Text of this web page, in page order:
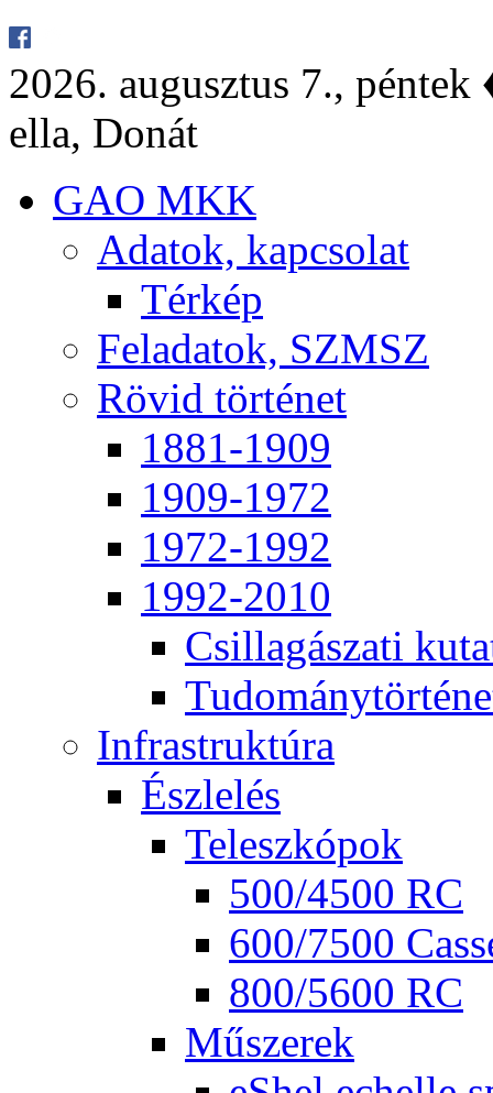
2026. au­gusz­tus 7.,
el­la, Do­nát
GAO MKK
Ada­tok, kap­cso­lat
Tér­kép
Fel­ada­tok, SZMSZ
Rö­vid tör­té­net
1881-1909
1909-1972
1972-1992
1992-2010
Csil­la­gá­sza­ti
Inf­ra­struk­tú­ra
Ész­le­lés
Te­lesz­kó­pok
500/4500 RC
600/7500
800/5600 RC
Mű­sze­rek